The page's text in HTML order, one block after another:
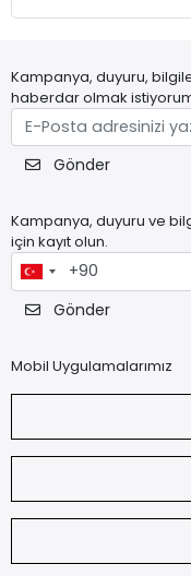
Kampanya, duyuru,
haberdar olmak
Gönder
Kampanya, duyuru ve
için kayıt olun.
Gönder
Mobil Uygulamalarımız